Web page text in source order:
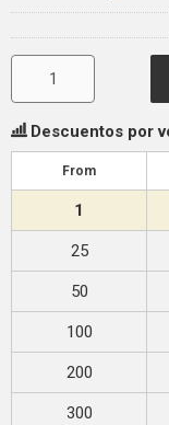
Descuentos por
From
1
25
50
100
200
300